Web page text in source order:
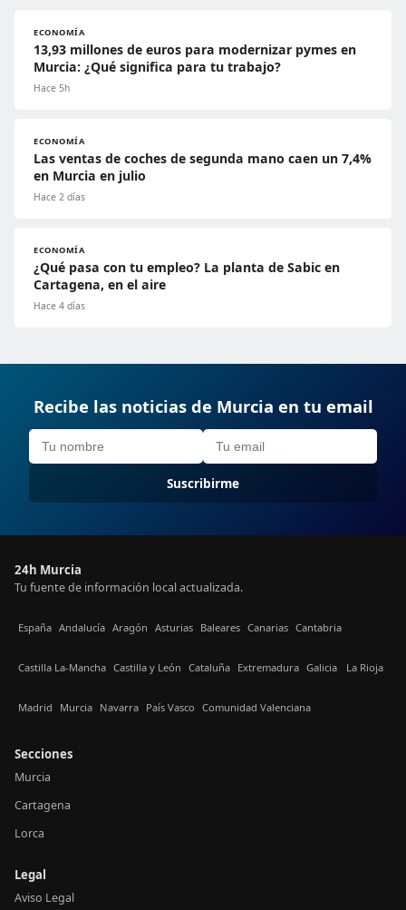
ECONOMÍA
13,93 millones de euros para modernizar pymes en
Murcia: ¿Qué significa para tu trabajo?
Hace 5h
ECONOMÍA
Las ventas de coches de segunda mano caen un 7,4%
en Murcia en julio
Hace 2 días
ECONOMÍA
¿Qué pasa con tu empleo? La planta de Sabic en
Cartagena, en el aire
Hace 4 días
Recibe las noticias de Murcia en tu email
Suscribirme
24h Murcia
Tu fuente de información local actualizada.
España Andalucía Aragón Asturias Baleares Canarias Cantabria
Castilla La-Mancha Castilla y León Cataluña Extremadura Galicia La Rioja
Madrid Murcia Navarra País Vasco Comunidad Valenciana
Secciones
Murcia
Cartagena
Lorca
Legal
Aviso Legal